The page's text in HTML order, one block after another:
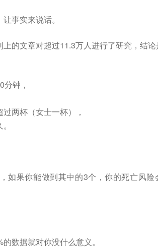
事实来说话。
的文章对超过11.3万人进行了研究，结论
钟，
两杯（女士一杯），
如果你能做到其中的3个，你的死亡风
数据就对你没什么意义。